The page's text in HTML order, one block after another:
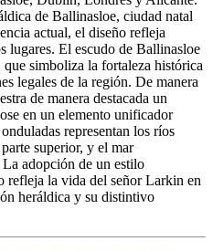
de Ballinasloe, ciudad natal
actual, el diseño refleja
lugares. El escudo de Ballinasloe
simboliza la fortaleza histórica
legales de la región. De manera
de manera destacada un
en un elemento unificador
representan los ríos
superior, y el mar
adopción de un estilo
refleja la vida del señor Larkin en
heráldica y su distintivo